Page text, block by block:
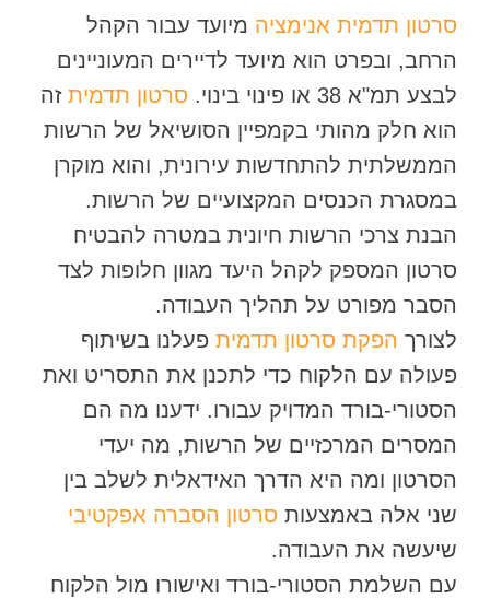
סרטון תדמית אנימציה מיועד עבור הקהל
הרחב, ובפרט הוא מיועד לדיירים המעוניינים
לבצע תמ"א 38 או פינוי בינוי.
סרטון תדמית זה
הוא חלק מהותי בקמפיין הסושיאל של הרשות
הממשלתית להתחדשות עירונית, והוא מוקרן
במסגרת הכנסים המקצועיים של הרשות.
הבנת צרכי הרשות חיונית במטרה להבטיח
סרטון המספק לקהל היעד מגוון חלופות לצד
הסבר מפורט על תהליך העבודה.
לצורך הפקת סרטון תדמית פעלנו בשיתוף
פעולה עם הלקוח כדי לתכנן את התסריט ואת
הסטורי-בורד המדויק עבורו. ידענו מה הם
המסרים המרכזיים של הרשות, מה יעדי
הסרטון ומה היא הדרך האידאלית לשלב בין
שני אלה באמצעות סרטון הסברה אפקטיבי
שיעשה את העבודה.
עם השלמת הסטורי-בורד ואישורו מול הלקוח